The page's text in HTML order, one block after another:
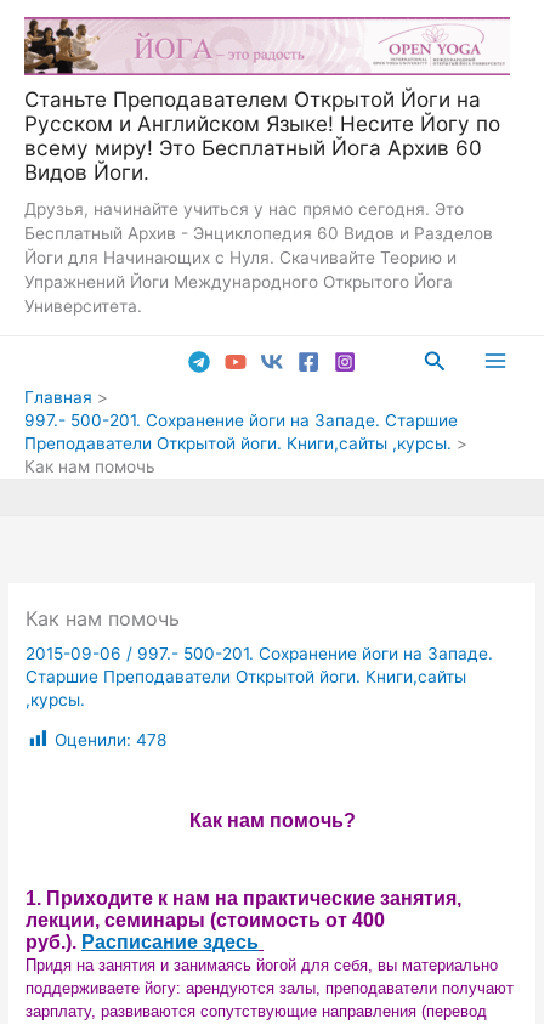
Перейти
содержимому
Станьте Преподавателем Открытой Йоги на
Русском и Английском Языке! Несите Йогу по
всему миру! Это Бесплатный Йога Архив 60
Видов Йоги.
Друзья, начинайте учиться у нас прямо сегодня. Это
Бесплатный Архив - Энциклопедия 60 Видов и Разделов
Йоги для Начинающих с Нуля. Скачивайте Теорию и
Упражнений Йоги Международного Открытого Йога
Университета.
Поиск
Главная
997.- 500-201. Сохранение йоги на Западе. Старшие
Преподаватели Открытой йоги. Книги,сайты ,курсы.
Как нам помочь
Как нам помочь
2015-09-06 / 997.- 500-201. Сохранение йоги на Западе.
Старшие Преподаватели Открытой йоги. Книги,сайты
,курсы.
Оценили: 478
Как нам помочь?
1. Приходите к нам на практические занятия,
лекции, семинары (стоимость от 400
руб.). Расписание здесь
Придя на занятия и занимаясь йогой для себя, вы материально
поддерживаете йогу: арендуются залы, преподаватели получают
зарплату, развиваются сопутствующие направления (перевод